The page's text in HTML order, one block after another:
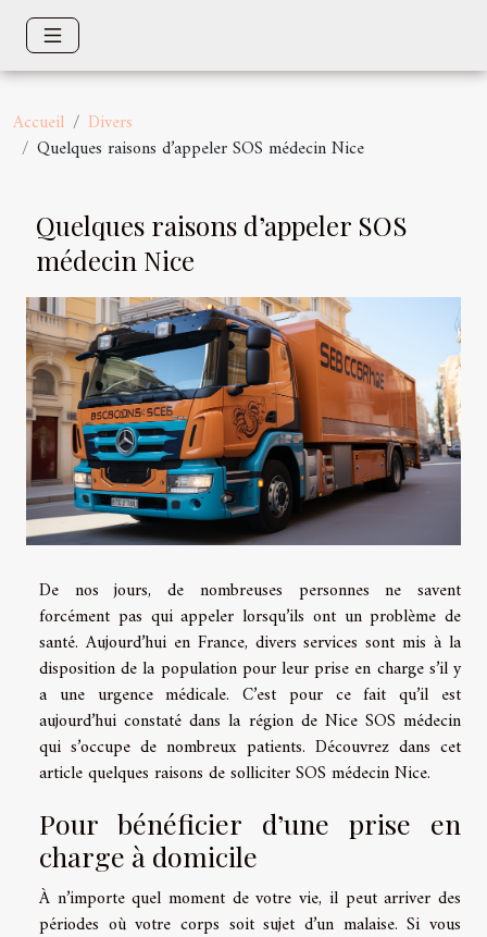
Accueil
Divers
Quelques raisons d’appeler SOS médecin Nice
Quelques raisons d’appeler SOS
médecin Nice
De nos jours, de nombreuses personnes ne savent
forcément pas qui appeler lorsqu’ils ont un problème de
santé. Aujourd’hui en France, divers services sont mis à la
disposition de la population pour leur prise en charge s’il y
a une urgence médicale. C’est pour ce fait qu’il est
aujourd’hui constaté dans la région de Nice SOS médecin
qui s’occupe de nombreux patients. Découvrez dans cet
article quelques raisons de solliciter SOS médecin Nice.
Pour bénéficier d’une prise en
charge à domicile
À n’importe quel moment de votre vie, il peut arriver des
périodes où votre corps soit sujet d’un malaise. Si vous